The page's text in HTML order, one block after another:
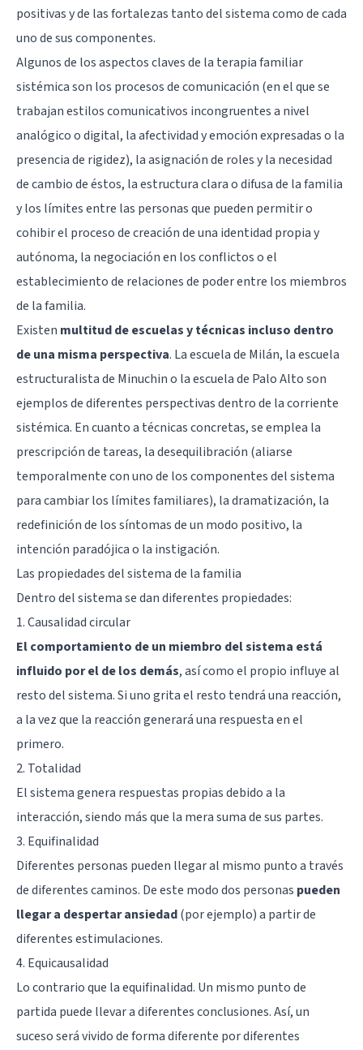
positivas y de las fortalezas tanto del sistema como de cada
uno de sus componentes.
Algunos de los aspectos claves de la terapia familiar
sistémica son los procesos de comunicación (en el que se
trabajan estilos comunicativos incongruentes a nivel
analógico o digital, la afectividad y emoción expresadas o la
presencia de rigidez), la asignación de roles y la necesidad
de cambio de éstos, la estructura clara o difusa de la familia
y los límites entre las personas que pueden permitir o
cohibir el proceso de creación de una identidad propia y
autónoma, la negociación en los conflictos o el
establecimiento de relaciones de poder entre los miembros
de la familia.
Existen multitud de escuelas y técnicas incluso dentro
de una misma perspectiva. La escuela de Milán, la escuela
estructuralista de Minuchin o la escuela de Palo Alto son
ejemplos de diferentes perspectivas dentro de la corriente
sistémica. En cuanto a técnicas concretas, se emplea la
prescripción de tareas, la desequilibración (aliarse
temporalmente con uno de los componentes del sistema
para cambiar los límites familiares), la dramatización, la
redefinición de los síntomas de un modo positivo, la
intención paradójica o la instigación.
Las propiedades del sistema de la familia
Dentro del sistema se dan diferentes propiedades:
1. Causalidad circular
El comportamiento de un miembro del sistema está
influido por el de los demás, así como el propio influye al
resto del sistema. Si uno grita el resto tendrá una reacción,
a la vez que la reacción generará una respuesta en el
primero.
2. Totalidad
El sistema genera respuestas propias debido a la
interacción, siendo más que la mera suma de sus partes.
3. Equifinalidad
Diferentes personas pueden llegar al mismo punto a través
de diferentes caminos. De este modo dos personas pueden
llegar a despertar ansiedad(por ejemplo) a partir de
diferentes estimulaciones.
4. Equicausalidad
Lo contrario que la equifinalidad. Un mismo punto de
partida puede llevar a diferentes conclusiones. Así, un
suceso será vivido de forma diferente por diferentes